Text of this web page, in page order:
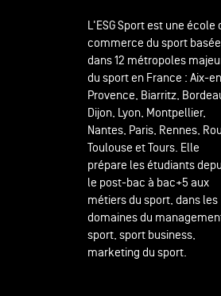
L'ESG Sport est une école
commerce du sport basée
dans 12 métropoles
du sport en France : Aix-
Provence, Biarritz,
Dijon, Lyon, Montpellier,
Nantes, Paris, Rennes,
Toulouse et Tours. Elle
prépare les étudiants
le post-bac à bac+5 aux
métiers du sport, dans les
domaines du
sport, sport business,
marketing du sport.